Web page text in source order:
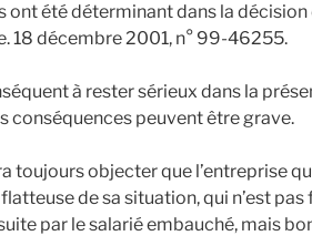
ont été déterminant dans la décision
18 décembre 2001, n° 99-46255.
à rester sérieux dans la
conséquences peuvent être grave.
toujours objecter que l’entreprise
de sa situation, qui n’est
par le salarié embauché, mais